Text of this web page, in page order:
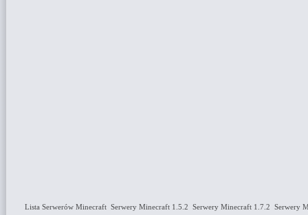
Lista Serwerów Minecraft Serwery Minecraft 1.5.2 Serwery Minecraft 1.7.2 Serwery